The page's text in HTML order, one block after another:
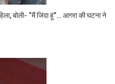
बोली- “मैं जिंदा हूं”… आगरा की घटना ने